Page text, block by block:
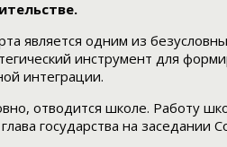
является одним из
инструмент для
интеграции.
отводится школе. Работу
государства на заседании